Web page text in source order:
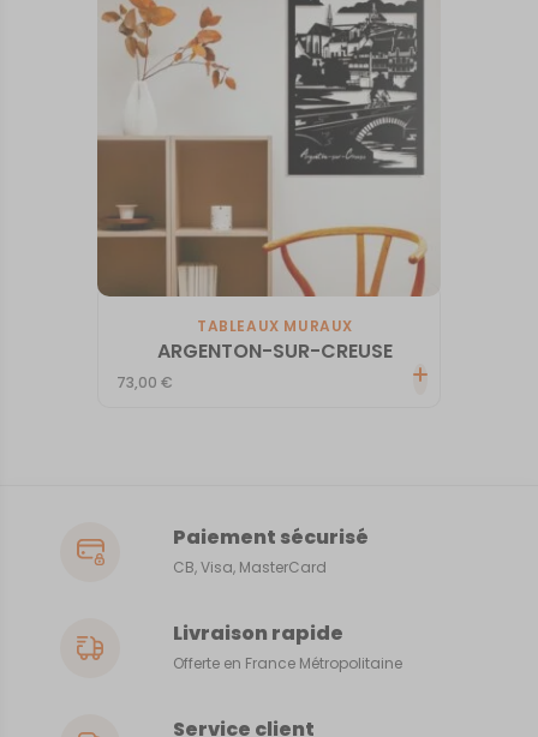
TABLEAUX MURAUX
ARGENTON-SUR-CREUSE
73,00€
Paiement sécurisé
CB, Visa, MasterCard
Livraison rapide
Offerte en France Métropolitaine
Service client